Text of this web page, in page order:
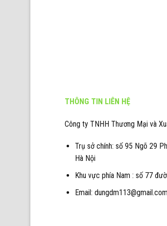
THÔNG TIN LIÊN HỆ
Công ty TNHH Thương Mại và
Trụ sở chính: số 95 Ngõ 29
Hà Nội
Khu vực phía Nam : số 77
Email: dungdm113@gmail.com